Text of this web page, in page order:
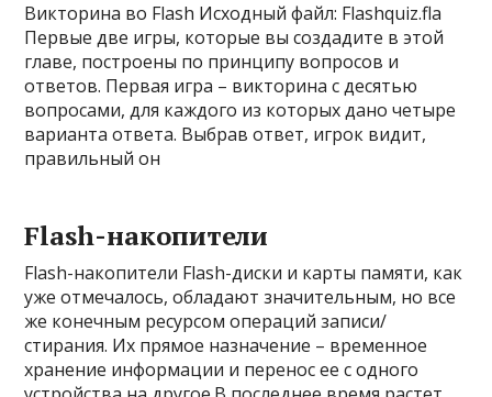
Викторина во Flash Исходный файл: Flashquiz.fla
Первые две игры, которые вы создадите в этой
главе, построены по принципу вопросов и
ответов. Первая игра – викторина с десятью
вопросами, для каждого из которых дано четыре
варианта ответа. Выбрав ответ, игрок видит,
правильный он
Flash-накопители
Flash-накопители Flash-диски и карты памяти, как
уже отмечалось, обладают значительным, но все
же конечным ресурсом операций записи/
стирания. Их прямое назначение – временное
хранение информации и перенос ее с одного